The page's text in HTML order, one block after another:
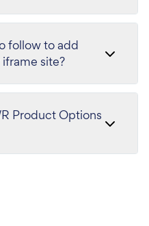
follow to add
site?
Product Options